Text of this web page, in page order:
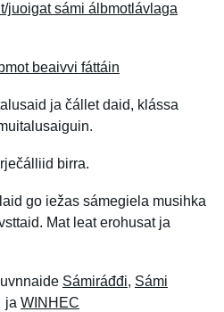
juoigat sámi álbmotlávlaga
beaivvi fáttáin
ja čállet daid, klássa
birra.
go iežas sámegiela musihka
Mat leat erohusat ja
Sámiráđđi, Sámi
ja WINHEC